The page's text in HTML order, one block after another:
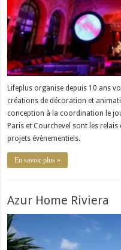
Lifeplus organise depuis 10 ans
créations de décoration et
conception à la coordination le
Paris et Courchevel sont les
projets évènementiels.
En savoir plus »
Azur Home Riviera